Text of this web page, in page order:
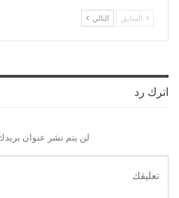
السابق التالي
اترك رد
لن يتم نشر عنوان بريدك